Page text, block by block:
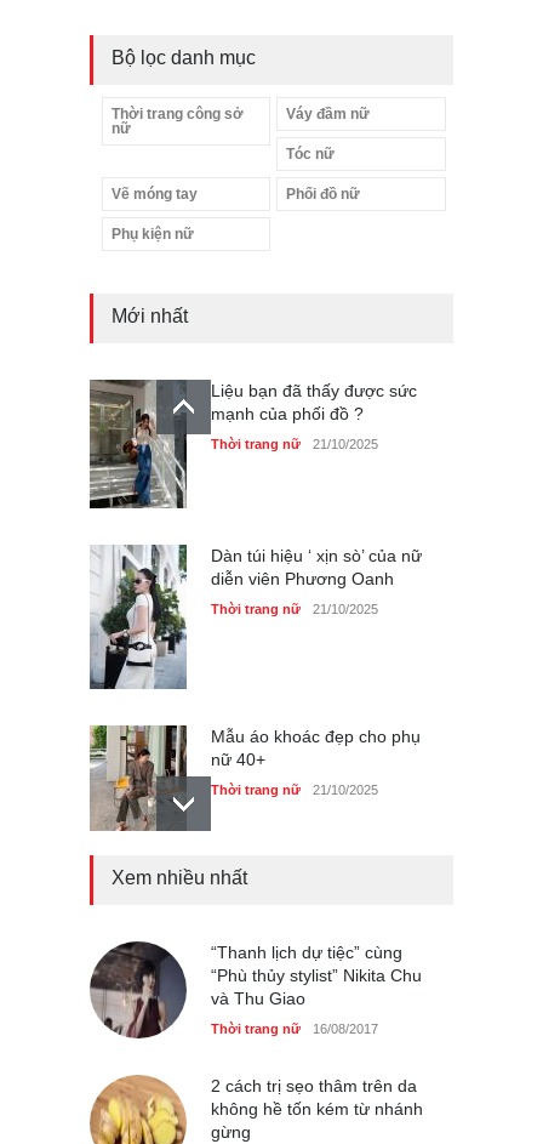
Bộ lọc danh mục
Thời trang công sở
nữ
Váy đầm nữ
Tóc nữ
Vẽ móng tay Phối đồ nữ
Phụ kiện nữ
Mới nhất
Liệu bạn đã thấy được sức
mạnh của phối đồ ?
Thời trang nữ 21/10/2025
Dàn túi hiệu ‘ xịn sò’ của nữ
diễn viên Phương Oanh
Thời trang nữ 21/10/2025
Mẫu áo khoác đẹp cho phụ
nữ 40+
Thời trang nữ 21/10/2025
Chiếc áo dài cưới của Hoa
sáng tạo mới của giới trẻ
Thời trang nữ 21/10/2025
Xem nhiều nhất
“Thanh lịch dự tiệc” cùng
“Phù thủy stylist” Nikita Chu
và Thu Giao
Thời trang nữ 16/08/2017
2 cách trị sẹo thâm trên da
không hề tốn kém từ nhánh
gừng